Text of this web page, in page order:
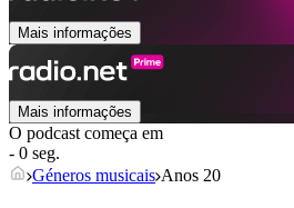
Mais informações
Mais informações
O podcast começa em
- 0 seg.
Géneros musicais Anos 20